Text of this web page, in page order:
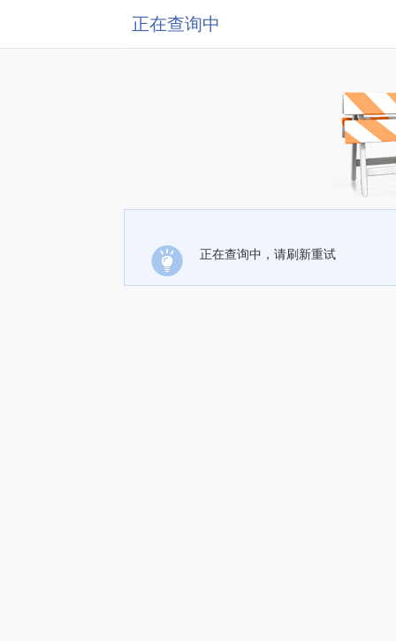
正在查询中
正在查询中，请刷新重试